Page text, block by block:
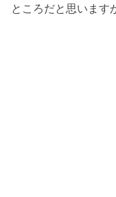
ところだと思います